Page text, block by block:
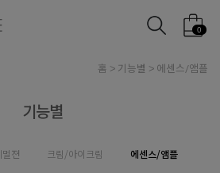
0
홈 기능별 에센스/앰플
기능별
젼 크림/아이크림
에센스/앰플